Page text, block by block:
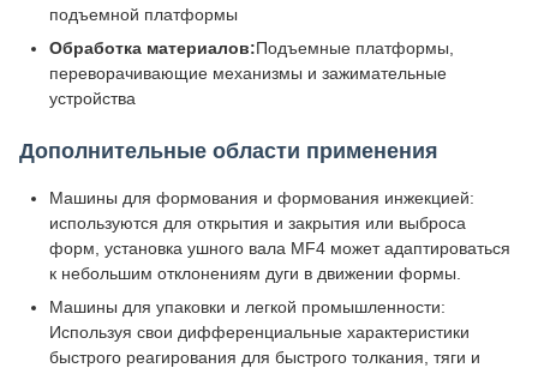
подъемной платформы
Обработка материалов:Подъемные платформы,
переворачивающие механизмы и зажимательные
устройства
Дополнительные области применения
Машины для формования и формования инжекцией:
используются для открытия и закрытия или выброса
форм, установка ушного вала MF4 может адаптироваться
к небольшим отклонениям дуги в движении формы.
Машины для упаковки и легкой промышленности:
Используя свои дифференциальные характеристики
быстрого реагирования для быстрого толкания, тяги и